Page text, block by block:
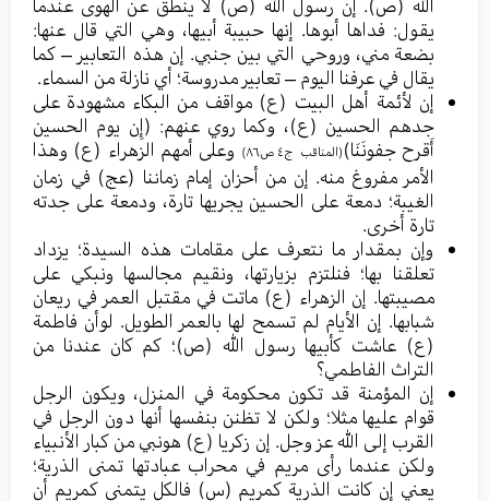
الله (ص). إن رسول الله (ص) لا ينطق عن الهوى عندما
يقول: فداها أبوها. إنها حبيبة أبيها، وهي التي قال عنها:
بضعة مني، وروحي التي بين جنبي. إن هذه التعابير – كما
يقال في عرفنا اليوم – تعابير مدروسة؛ أي نازلة من السماء.
إن لأئمة أهل البيت (ع) مواقف من البكاء مشهودة على
جدهم الحسين (ع)، وكما روي عنهم: (إِن يوم الحسين
أَقرح جفونَنَا) (المناقب ج٤ ص٨٦)
وعلى أمهم الزهراء (ع) وهذا
الأمر مفروغ منه. إن من أحزان إمام زماننا (عج) في زمان
الغيبة؛ دمعة على الحسين يجريها تارة، ودمعة على جدته
تارة أخرى.
وإن بمقدار ما نتعرف على مقامات هذه السيدة؛ يزداد
تعلقنا بها؛ فنلتزم بزيارتها، ونقيم مجالسها ونبكي على
مصيبتها. إن الزهراء (ع) ماتت في مقتبل العمر في ريعان
شبابها. إن الأيام لم تسمح لها بالعمر الطويل. لوأن فاطمة
(ع) عاشت كأبيها رسول الله (ص)؛ كم كان عندنا من
التراث الفاطمي؟
إن المؤمنة قد تكون محكومة في المنزل، ويكون الرجل
قوام عليها مثلا؛ ولكن لا تظنن بنفسها أنها دون الرجل في
القرب إلى الله عز وجل. إن زكريا (ع) هونبي من كبار الأنبياء
ولكن عندما رأى مريم في محراب عبادتها تمنى الذرية؛
يعني إن كانت الذرية كمريم (س) فالكل يتمنى كمريم أن